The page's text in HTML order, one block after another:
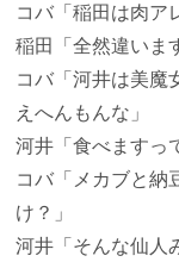
コバ 「稲田は肉ア
稲田
「全然違いま
コバ 「河井は美
えへんもんな」
河井 「食べます
コバ 「メカブと
け？」
河井 「そんな仙人